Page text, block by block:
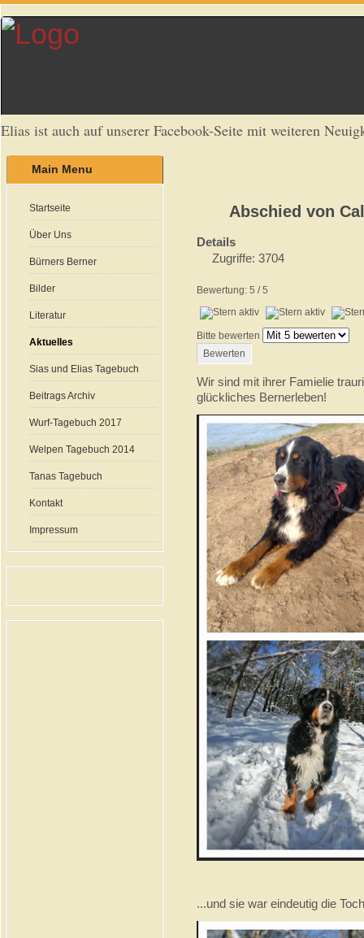
Elias ist auch auf unserer Facebook-Seite mit weiteren
Main Menu
Startseite
Über Uns
Bürners Berner
Bilder
Literatur
Aktuelles
Sias und Elias Tagebuch
Beitrags Archiv
Wurf-Tagebuch 2017
Welpen Tagebuch 2014
Tanas Tagebuch
Kontakt
Impressum
Abschied von
Details
Zugriffe: 3704
Bewertung: 5 /5
Bitte bewerten
Wir sind mit ihrer Famielie
glückliches Bernerleben!
...und sie war eindeutig die